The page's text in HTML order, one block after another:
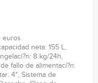
euros
neta: 155 L,
8 kg/24h,
fallo de alimentaci?n:
4*, Sistema de